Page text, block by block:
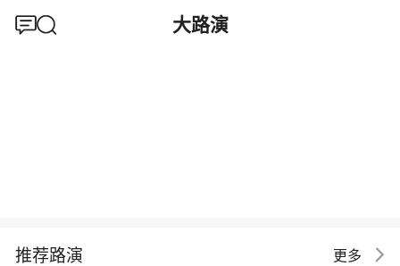
大路演
推荐路演 更多